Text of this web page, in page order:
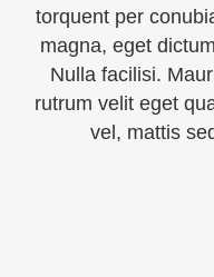
torquent per
magna, eget
Nulla facilisi.
rutrum velit eget
vel, mattis